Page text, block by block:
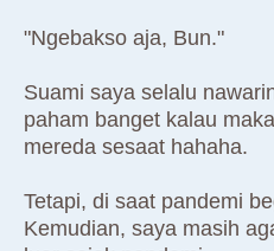
"Ngebakso aja, Bun."
Suami saya selalu
paham banget kalau
mereda sesaat hahaha.
Tetapi, di saat pandemi
Kemudian, saya masih